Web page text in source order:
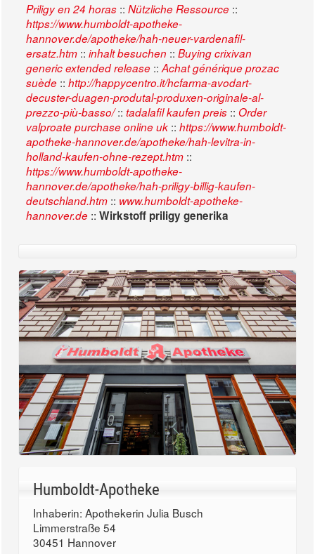
Priligy en 24 horas :: Nützliche Ressource ::
https://www.humboldt-apotheke-
hannover.de/apotheke/hah-neuer-vardenafil-
ersatz.htm :: inhalt besuchen :: Buying crixivan
generic extended release :: Achat générique prozac
suède :: http://happycentro.it/hcfarma-avodart-
decuster-duagen-produtal-produxen-originale-al-
prezzo-più-basso/:: tadalafil kaufen preis :: Order
valproate purchase online uk :: https://www.humboldt-
apotheke-hannover.de/apotheke/hah-levitra-in-
holland-kaufen-ohne-rezept.htm ::
https://www.humboldt-apotheke-
hannover.de/apotheke/hah-priligy-billig-kaufen-
deutschland.htm :: www.humboldt-apotheke-
hannover.de :: Wirkstoff priligy generika
Humboldt-Apotheke
Inhaberin: Apothekerin Julia Busch
Limmerstraße 54
30451 Hannover